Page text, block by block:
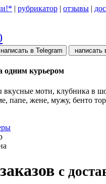
| рубрикатор | отзывы |
написать в Telegram
одним курьером
вкусные моти, клубника в
папе, жене, мужу, бенто
с